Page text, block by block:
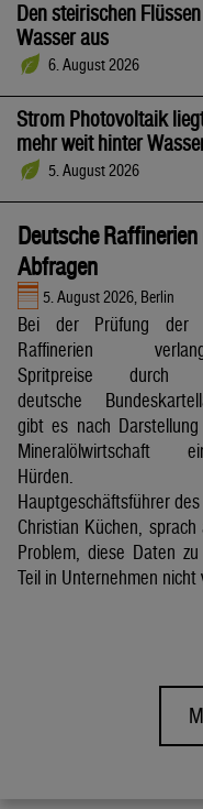
Den steirischen
Wasser aus
6. August 2026
Strom Photovoltaik
mehr weit hinter
5. August 2026
Deutsche
Abfragen
5. August 2026, Berlin
Bei der Prüfung der
Raffinerien
Spritpreise durch
deutsche
gibt es nach
Mineralölwirtschaft
Hürden.
Hauptgeschäftsführer
Christian Küchen,
Problem, diese Daten
Teil in Unternehmen nicht